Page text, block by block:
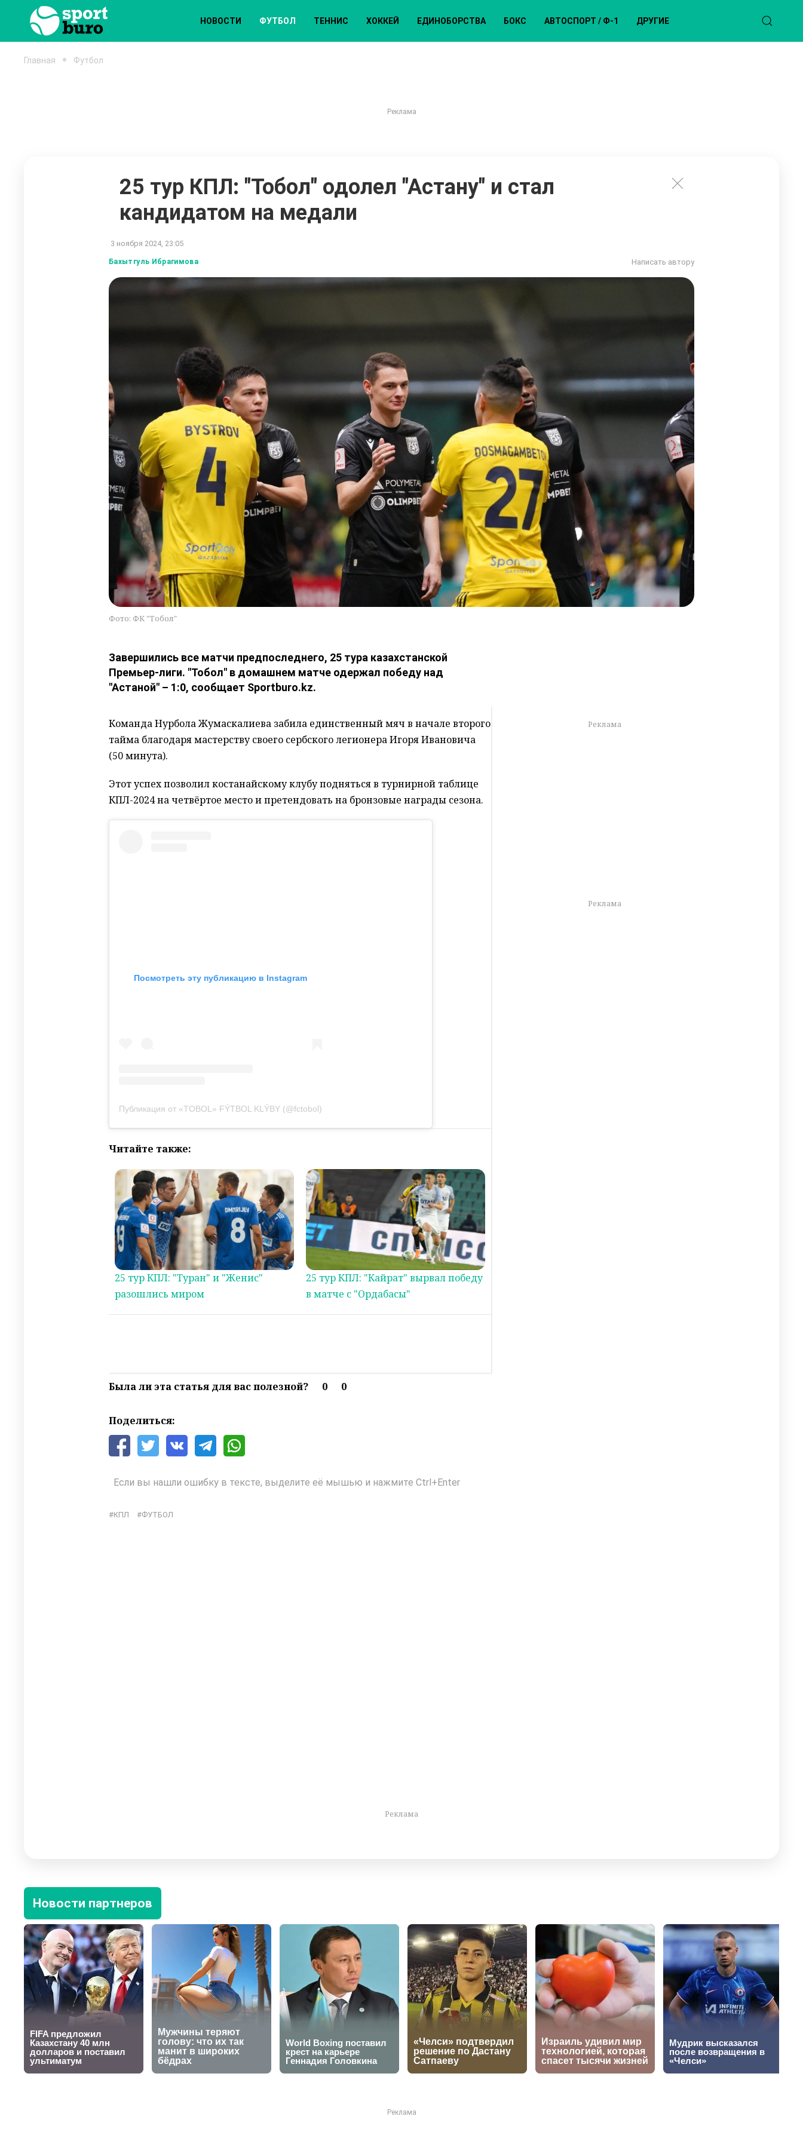
НОВОСТИ ФУТБОЛ ТЕННИС ХОККЕЙ ЕДИНОБОРСТВА БОКС АВТОСПОРТ / Ф-1 ДРУГИЕ
Главная Футбол
25 тур КПЛ: "Тобол" одолел "Астану" и стал
кандидатом на медали
3 ноября 2024, 23:05
Бахытгуль Ибрагимова Написать автору
Фото: ФК "Тобол"
Завершились все матчи предпоследнего, 25 тура казахстанской
Премьер-лиги. "Тобол" в домашнем матче одержал победу над
"Астаной" – 1:0, сообщает Sportburo.kz.
Команда Нурбола Жумаскалиева забила единственный мяч в начале второго
тайма благодаря мастерству своего сербского легионера Игоря Ивановича
(50 минута).
Этот успех позволил костанайскому клубу подняться в турнирной таблице
КПЛ-2024 на четвёртое место и претендовать на бронзовые награды сезона.
Посмотреть эту публикацию в Instagram
Публикация от «TOBOL» FÝTBOL KLÝBY (@fctobol)
Читайте также:
25 тур КПЛ: "Туран" и "Женис"
разошлись миром
25 тур КПЛ: "Кайрат" вырвал победу
в матче с "Ордабасы"
Была ли эта статья для вас полезной? 0 0
Поделиться:
Если вы нашли ошибку в тексте, выделите её мышью и нажмите Ctrl+Enter
КПЛ ФУТБОЛ
Новости партнеров